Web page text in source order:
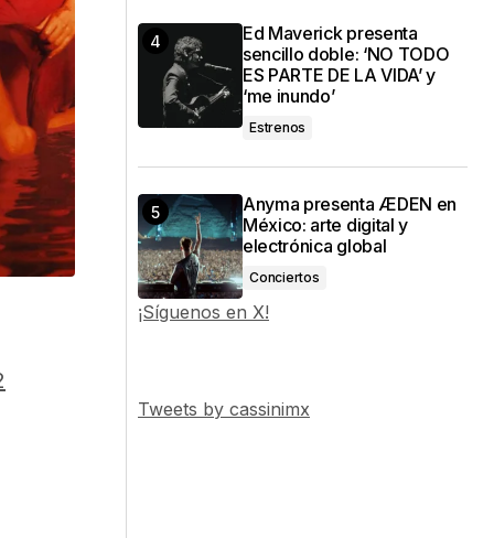
Ed Maverick presenta
sencillo doble: ‘NO TODO
ES PARTE DE LA VIDA’ y
‘me inundo’
Estrenos
Anyma presenta ÆDEN en
México: arte digital y
electrónica global
Conciertos
¡Síguenos en X!
Tweets by cassinimx